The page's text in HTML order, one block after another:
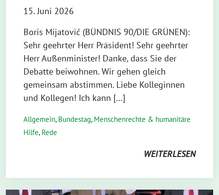
15. Juni 2026
Boris Mijatović (BÜNDNIS 90/DIE GRÜNEN):
Sehr geehrter Herr Präsident! Sehr geehrter
Herr Außenminister! Danke, dass Sie der
Debatte beiwohnen. Wir gehen gleich
gemeinsam abstimmen. Liebe Kolleginnen
und Kollegen! Ich kann […]
Allgemein, Bundestag, Menschenrechte & humanitäre
Hilfe, Rede
WEITERLESEN